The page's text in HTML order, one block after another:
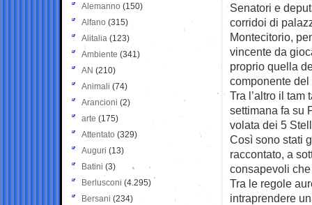
Senatori e
corridoi di
Montecitorio,
vincente da
proprio quella
componente del
Tra l’altro il tam
settimana fa su
volata dei 5
Così sono stati
raccontato, a
consapevoli
Tra le regole
intraprendere
Alemanno (150)
Alfano (315)
Alitalia (123)
Ambiente (341)
AN (210)
Animali (74)
Arancioni (2)
arte (175)
Attentato (329)
Auguri (13)
Batini (3)
Berlusconi (4.295)
Bersani (234)